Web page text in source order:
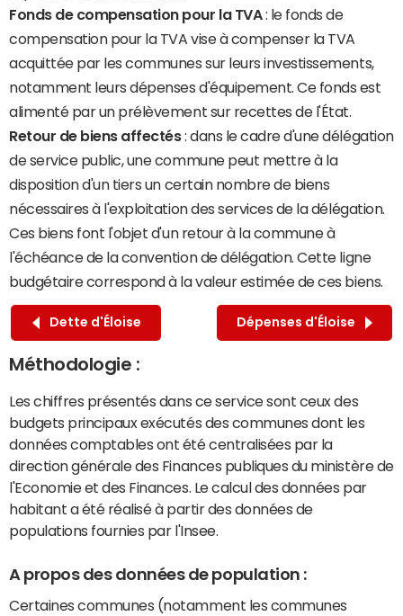
Fonds de compensation pour la TVA: le fonds de
compensation pour la TVA vise à compenser la TVA
acquittée par les communes sur leurs investissements,
notamment leurs dépenses d'équipement. Ce fonds est
alimenté par un prélèvement sur recettes de l'État.
Retour de biens affectés: dans le cadre d'une délégation
de service public, une commune peut mettre à la
disposition d'un tiers un certain nombre de biens
nécessaires à l'exploitation des services de la délégation.
Ces biens font l'objet d'un retour à la commune à
l'échéance de la convention de délégation. Cette ligne
budgétaire correspond à la valeur estimée de ces biens.
Dette d'Éloise Dépenses d'Éloise
Méthodologie :
Les chiffres présentés dans ce service sont ceux des
budgets principaux exécutés des communes dont les
données comptables ont été centralisées par la
direction générale des Finances publiques du ministère de
l'Economie et des Finances. Le calcul des données par
habitant a été réalisé à partir des données de
populations fournies par l'Insee.
A propos des données de population :
Certaines communes (notamment les communes